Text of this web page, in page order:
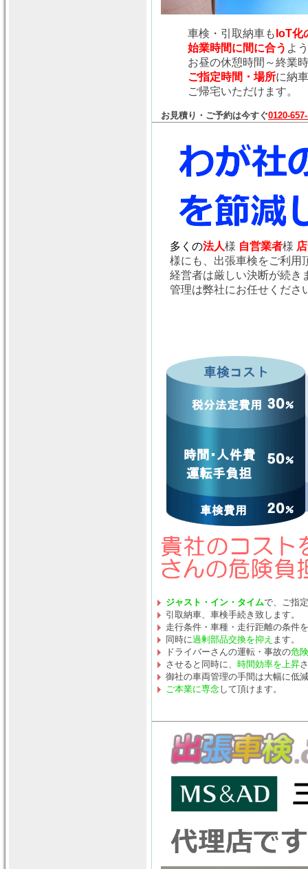
車検・引取納車も IoT化
始業時間に間に合う よ
お昼の休憩時間～終業
ご指定時間・場所に納
ご帰宅いただけます。
お見積り・ご予約は今すぐ0120-
多くの法人様 自営業者様
様にも、出張車検をご利用
経営者は厳しい決断が続き
管理は弊社にお任せくださ
ジャスト・イン・タイムで、ご指
引取納車、車検手続き致します。
走行条件・車種・走行距離の条件
同時に過剰部品交換を抑え ます。
ドライバーさんの運転・事故の危
させると同時に、 時間効率を上昇
御社の車両管理の手間は大幅に低
ご本業に専念して頂けます。